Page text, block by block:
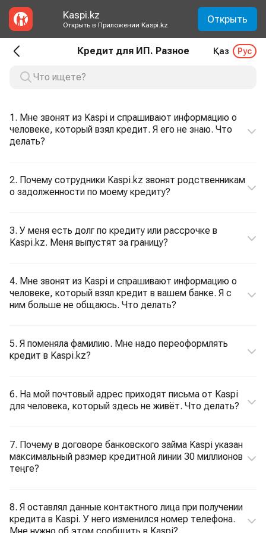
Kaspi.kz
Открыть в Приложении Kaspi.kz Открыть
Кредит для ИП. Разное Қаз Рус
1. Мне звонят из Kaspi и спрашивают информацию о
человеке, который взял кредит. Я его не знаю. Что
делать?
2. Почему сотрудники Kaspi.kz звонят родственникам
о задолженности по моему кредиту?
3. У меня есть долг по кредиту или рассрочке в
Kaspi.kz. Меня выпустят за границу?
4. Мне звонят из Kaspi и спрашивают информацию о
человеке, который взял кредит в вашем банке. Я с
ним больше не общаюсь. Что делать?
5. Я поменяла фамилию. Мне надо переоформлять
кредит в Kaspi.kz?
6. На мой почтовый адрес приходят письма от Kaspi
для человека, который здесь не живёт. Что делать?
7. Почему в договоре банковского займа Kaspi указан
максимальный размер кредитной линии 30 миллионов
теңге?
8. Я оставлял данные контактного лица при получении
кредита в Kaspi. У него изменился номер телефона.